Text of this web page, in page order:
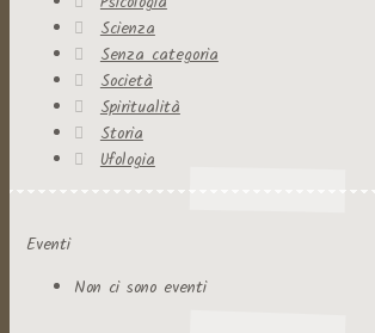
Scienza
Senza categoria
Società
Spiritualità
Storia
Ufologia
Eventi
Non ci sono eventi